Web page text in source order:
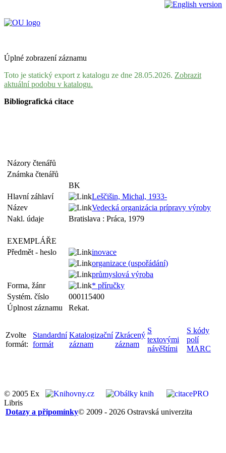
Úplné zobrazení záznamu
Toto je statický export z katalogu ze dne 28.05.2026. Zobrazit
aktuální podobu v katalogu.
Bibliografická citace
Názory čtenářů
Známka čtenářů
BK
Hlavní záhlaví
Leščišin, Michal, 1933-
Název
Vedecká organizácia prípravy výroby
Nakl. údaje
Bratislava : Práca, 1979
EXEMPLÁŘE
Předmět - heslo
inovace
organizace (uspořádání)
průmyslová výroba
Forma, žánr
* příručky
Systém. číslo
000115400
Úplnost záznamu
Rekat.
Zvolte
formát:
Standardní
formát
Katalogizační
záznam
Zkrácený
záznam
S
textovými
návěštími
S kódy
polí
MARC
© 2005 Ex
Libris
© 2009 - 2026 Ostravská univerzita
Dotazy a připomínky